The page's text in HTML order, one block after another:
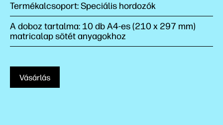
Termékalcsoport: Speciális hordozók
A doboz tartalma: 10 db A4-es (210 x 297 mm)
matricalap sötét anyagokhoz
Vásárlás